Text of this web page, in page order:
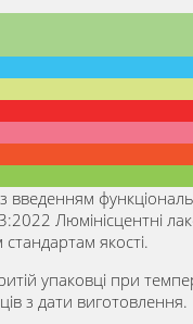
введенням
Люмiнiсцентнi
якості.
упаковці при
з дати виготовлення.